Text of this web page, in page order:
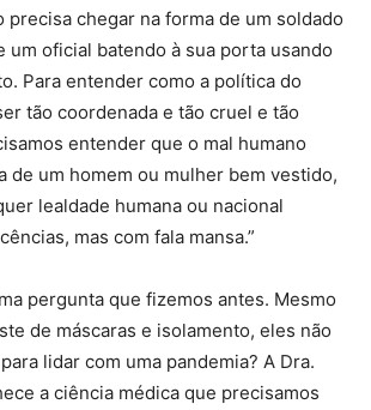
precisa chegar na forma de um soldado
um oficial batendo à sua porta usando
Para entender como a política do
tão coordenada e tão cruel e tão
entender que o mal humano
de um homem ou mulher bem vestido,
lealdade humana ou nacional
mas com fala mansa.”
pergunta que fizemos antes. Mesmo
de máscaras e isolamento, eles não
lidar com uma pandemia? A Dra.
a ciência médica que precisamos